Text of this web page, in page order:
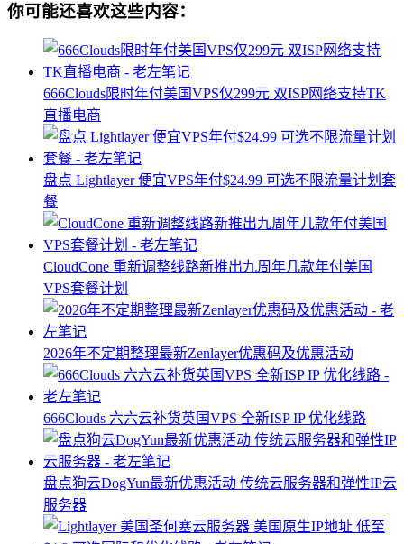
你可能还喜欢这些内容：
666Clouds限时年付美国VPS仅299元 双ISP网络支持TK
直播电商
盘点 Lightlayer 便宜VPS年付$24.99 可选不限流量计划套
餐
CloudCone 重新调整线路新推出九周年几款年付美国
VPS套餐计划
2026年不定期整理最新Zenlayer优惠码及优惠活动
666Clouds 六六云补货英国VPS 全新ISP IP 优化线路
盘点狗云DogYun最新优惠活动 传统云服务器和弹性IP云
服务器